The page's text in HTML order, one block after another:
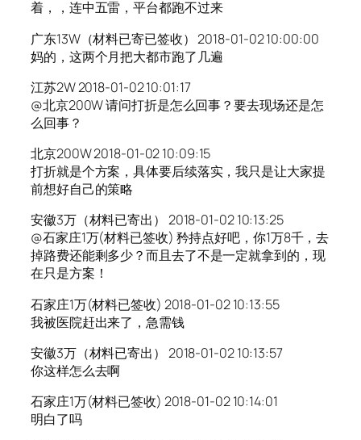
着，，连中五雷，平台都跑不过来
广东13W（材料已寄已签收） 2018-01-02 10:00:00
妈的，这两个月把大都市跑了几遍
江苏2W 2018-01-02 10:01:17
@北京200W 请问打折是怎么回事？要去现场还是怎
么回事？
北京200W 2018-01-02 10:09:15
打折就是个方案，具体要后续落实，我只是让大家提
前想好自己的策略
安徽3万（材料已寄出） 2018-01-02 10:13:25
@石家庄1万(材料已签收) 矜持点好吧，你1万8千，去
掉路费还能剩多少？而且去了不是一定就拿到的，现
在只是方案！
石家庄1万(材料已签收) 2018-01-02 10:13:55
我被医院赶出来了，急需钱
安徽3万（材料已寄出） 2018-01-02 10:13:57
你这样怎么去啊
石家庄1万(材料已签收) 2018-01-02 10:14:01
明白了吗